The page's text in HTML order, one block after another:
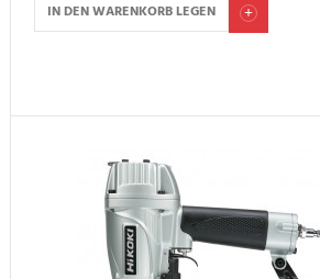
IN DEN WARENKORB LEGEN